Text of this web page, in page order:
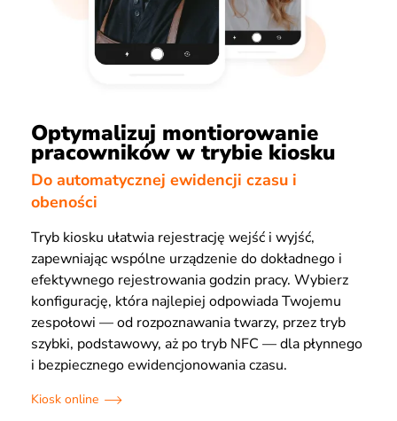
Optymalizuj montiorowanie
pracowników w trybie kiosku
Do automatycznej ewidencji czasu i
obeności
Tryb kiosku ułatwia rejestrację wejść i wyjść,
zapewniając wspólne urządzenie do dokładnego i
efektywnego rejestrowania godzin pracy. Wybierz
konfigurację, która najlepiej odpowiada Twojemu
zespołowi — od rozpoznawania twarzy, przez tryb
szybki, podstawowy, aż po tryb NFC — dla płynnego
i bezpiecznego ewidencjonowania czasu.
Kiosk online